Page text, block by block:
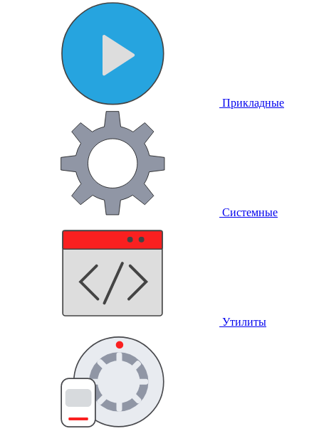
Прикладные
Системные
Утилиты